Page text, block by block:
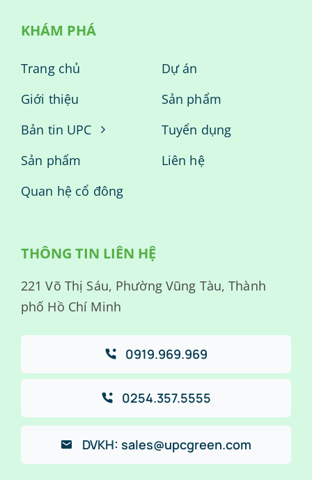
KHÁM PHÁ
Trang chủ
Giới thiệu
Bản tin UPC
Sản phẩm
Quan hệ cổ đông
Dự án
Sản phẩm
Tuyển dụng
Liên hệ
THÔNG TIN LIÊN HỆ
221 Võ Thị Sáu, Phường Vũng Tàu, Thành
phố Hồ Chí Minh
0919.969.969
0254.357.5555
DVKH: sales@upcgreen.com